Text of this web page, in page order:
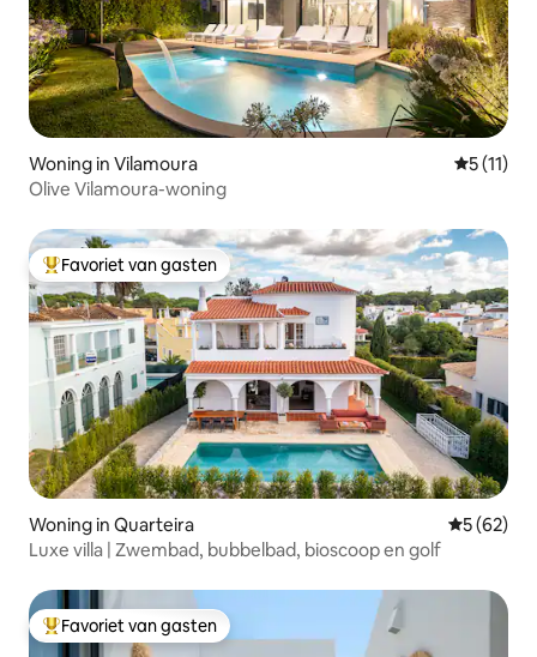
Woning in Vilamoura
5 (11)
Olive Vilamoura-woning
Topfavoriet van gasten
Favoriet van gasten
Woning in Quarteira
5 (62)
Luxe villa | Zwembad, bubbelbad, bioscoop en golf
Topfavoriet van gasten
Favoriet van gasten